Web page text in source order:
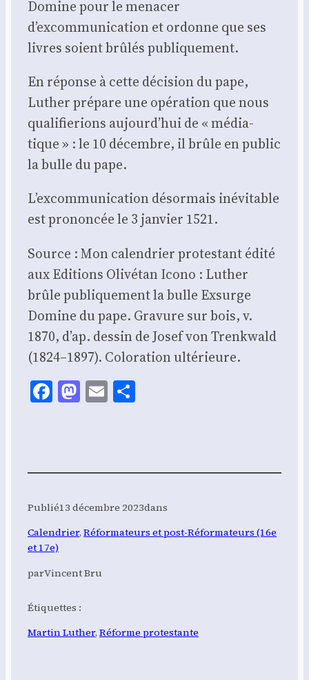
Domine pour le mena­cer
d’excommunication et ordonne que ses
livres soient brû­lés publi­que­ment.
En réponse à cette déci­sion du pape,
Luther pré­pare une opé­ra­tion que nous
qua­li­fie­rions aujourd’hui de « média­
tique » : le 10 décembre, il brûle en public
la bulle du pape.
L’excommunication désor­mais inévi­table
est pro­non­cée le 3 jan­vier 1521.
Source : Mon calen­drier pro­tes­tant édi­té
aux Edi­tions Oli­vé­tan Ico­no : Luther
brûle publi­que­ment la bulle Exsurge
Domine du pape. Gra­vure sur bois, v.
1870, d’ap. des­sin de Josef von Trenk­wald
(1824–1897). Colo­ra­tion ulté­rieure.
Facebook
Mastodon
Email
Publié13 décembre 2023dans
Calendrier, Réformateurs et post-Réformateurs (16e
et 17e)
parVincent Bru
Étiquettes :
Martin Luther, Réforme protestante